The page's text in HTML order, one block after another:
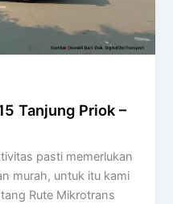
Tanjung Priok –
pasti memerlukan
murah, untuk itu kami
Rute Mikrotrans